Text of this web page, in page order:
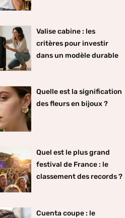
Valise cabine : les
critères pour investir
dans un modèle durable
Quelle est la signification
des fleurs en bijoux ?
Quel est le plus grand
festival de France : le
classement des records ?
Cuenta coupe : le